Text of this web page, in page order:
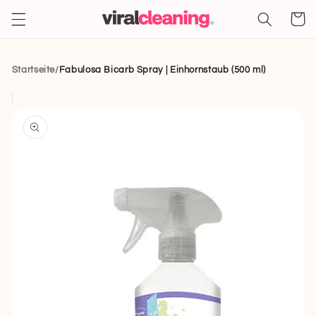
zum
Startseite/ Fabulosa Bicarb Spray | Einhornstaub (500 ml)
zu den